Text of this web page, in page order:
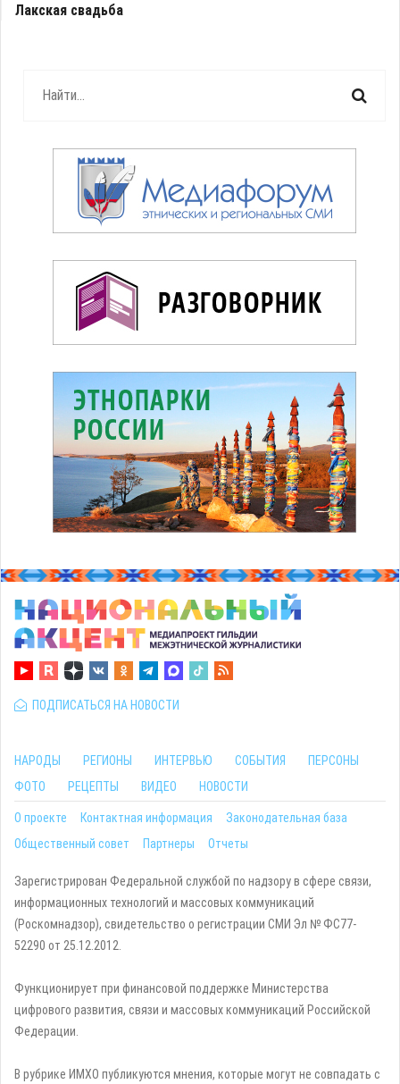
Лакская свадьба
ПОДПИСАТЬСЯ НА НОВОСТИ
НАРОДЫ РЕГИОНЫ ИНТЕРВЬЮ СОБЫТИЯ
ПЕРСОНЫ
ФОТО
РЕЦЕПТЫ ВИДЕО НОВОСТИ
О проекте Контактная информация
Законодательная база
Общественный совет
Партнеры Отчеты
Зарегистрирован Федеральной службой по надзору в сфере связи,
информационных технологий и массовых коммуникаций
(Роскомнадзор), свидетельство о регистрации СМИ Эл № ФС77-
52290 от 25.12.2012.
Функционирует при финансовой поддержке Министерства
цифрового развития, связи и массовых коммуникаций Российской
Федерации.
В рубрике ИМХО публикуются мнения, которые могут не совпадать с